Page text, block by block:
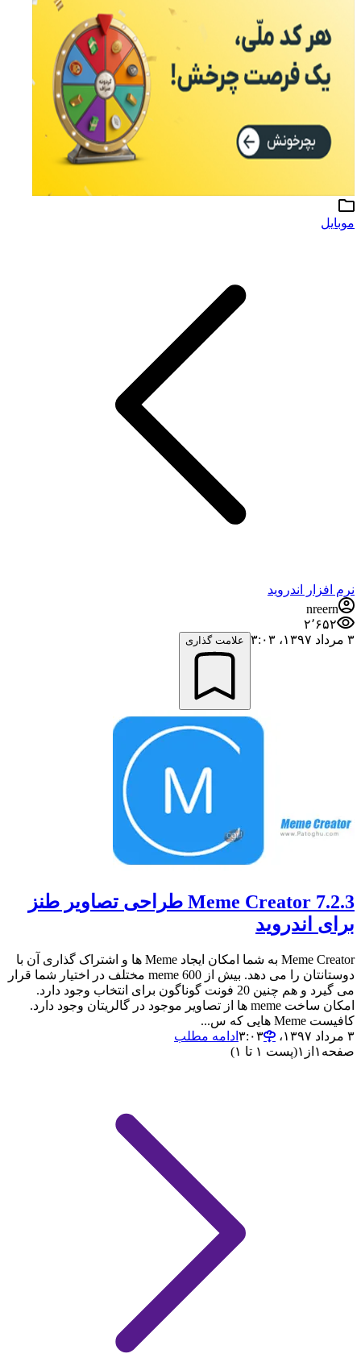
موبایل
نرم افزار اندروید
nreern
۲٬۶۵۲
۳ مرداد ۱۳۹۷،‏ ۳:۰۳
علامت گذاری
Meme Creator 7.2.3 طراحی تصاویر طنز
برای اندروید
Meme Creator به شما امکان ایجاد Meme ها و اشتراک گذاری آن با
دوستانتان را می دهد. بیش از 600 meme مختلف در اختیار شما قرار
می گیرد و هم چنین 20 فونت گوناگون برای انتخاب وجود دارد.
امکان ساخت meme ها از تصاویر موجود در گالریتان وجود دارد.
کافیست Meme هایی که س...
۳ مرداد ۱۳۹۷،‏ ۳:۰۳
ادامه مطلب
صفحه ۱ از ۱(پست ۱ تا ۱)